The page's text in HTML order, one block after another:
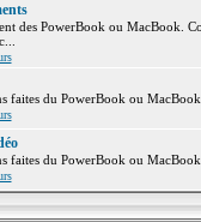
des PowerBook ou MacBook.
faites du PowerBook ou
faites du PowerBook ou